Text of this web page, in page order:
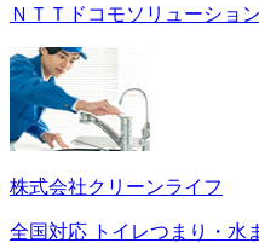
ＮＴＴドコモソリューショ
株式会社クリーンライフ
全国対応 トイレつまり・水